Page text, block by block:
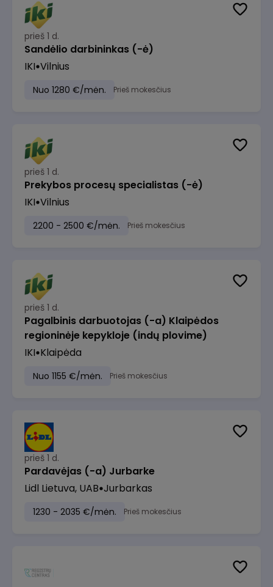
prieš 1 d.
Sandėlio darbininkas (-ė)
IKI Vilnius
Nuo 1280 €/mėn. Prieš mokesčius
prieš 1 d.
Prekybos procesų specialistas (-ė)
IKI Vilnius
2200 - 2500 €/mėn. Prieš mokesčius
prieš 1 d.
Pagalbinis darbuotojas (-a) Klaipėdos
regioninėje kepykloje (indų plovime)
IKI Klaipėda
Nuo 1155 €/mėn. Prieš mokesčius
prieš 1 d.
Pardavėjas (-a) Jurbarke
Lidl Lietuva, UAB Jurbarkas
1230 - 2035 €/mėn. Prieš mokesčius